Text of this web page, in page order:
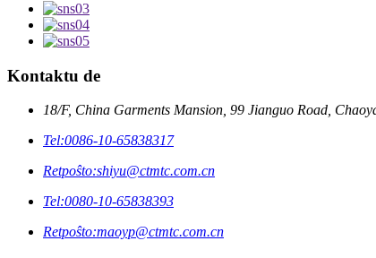
Kontaktu de
18/F, China Garments Mansion, 99 Jianguo Road,
Tel:0086-10-65838317
Retpoŝto:shiyu@ctmtc.com.cn
Tel:0080-10-65838393
Retpoŝto:maoyp@ctmtc.com.cn